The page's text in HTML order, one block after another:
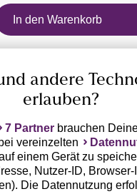
In den Warenkorb
andere
erlauben?
7 Partner brauchen
vereinzelten
einem Gerät zu
Nutzer-ID,
Die Datennutzung